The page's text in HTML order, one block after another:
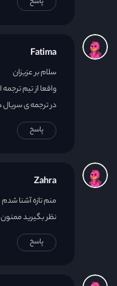
Fatima
سلام بر عزیزان
واقعا از تیم
در ترجمه ی سریال
پاسخ
Zahra
منم تازه آشنا
نظر بگیرید ممنون
پاسخ